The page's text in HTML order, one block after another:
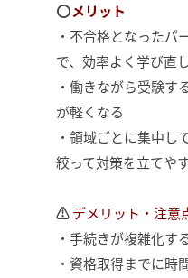
⭕メリット
・不合格となったパ
で、効率よく学び直
・働きながら受験す
が軽くなる
・領域ごとに集中し
絞って対策を立てや
⚠デメリット・注意
・手続きが複雑化す
・資格取得までに時